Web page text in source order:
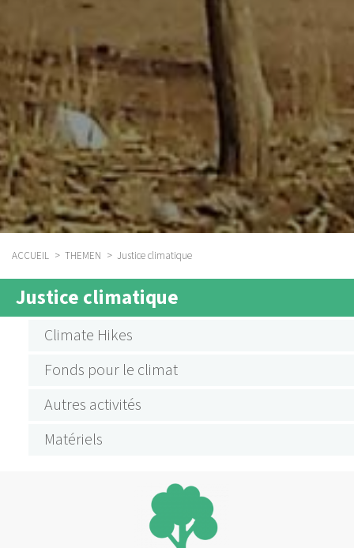
FIL
D'ARIANE
ACCUEIL THEMEN Justice climatique
SUBMENU
AKTIVITÄTEN
KLIMAGERECHTIGKEIT
FRANZÖSISCH
Justice climatique
Climate Hikes
Fonds pour le climat
Autres activités
Matériels